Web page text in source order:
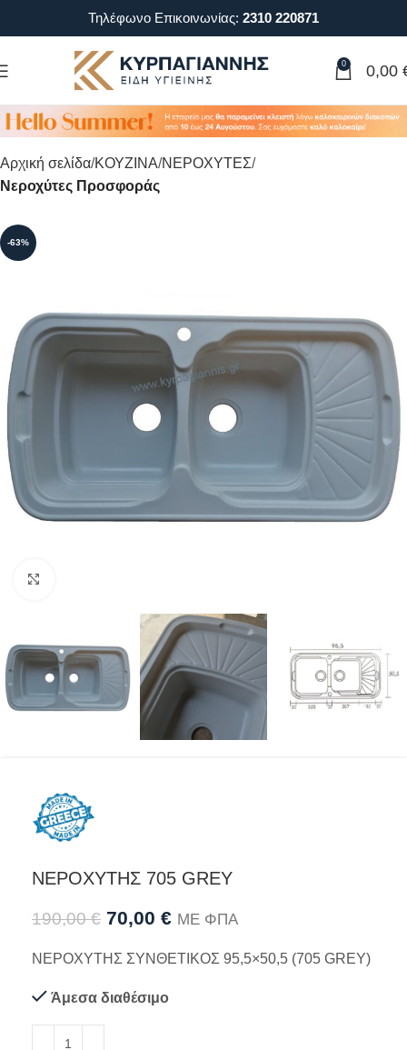
Τηλέφωνο Επικοινωνίας: 2310 220871
0 0,00
Αρχική σελίδα ΚΟΥΖΙΝΑ ΝΕΡΟΧΥΤΕΣ
Νεροχύτες Προσφοράς
-63%
ΝΕΡΟΧΥΤΗΣ 705 GREΥ
190,00€ 70,00 € ΜΕ ΦΠΑ
ΝΕΡΟΧΥΤΗΣ ΣΥΝΘΕΤΙΚΟΣ 95,5×50,5 (705 GREΥ)
Άμεσα διαθέσιμο